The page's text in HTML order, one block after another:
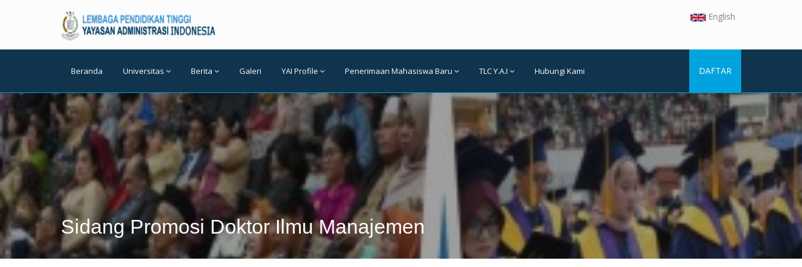
English
Beranda Universitas Berita Galeri YAI Profile Penerimaan Mahasiswa Baru TLC Y.A.I Hubungi Kami DAFTAR
Sidang Promosi Doktor Ilmu Manajemen